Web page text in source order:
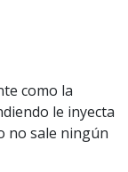
como la
le inyecta
no sale ningún